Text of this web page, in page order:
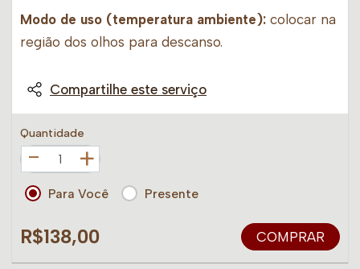
Modo de uso (temperatura ambiente): colocar na
região dos olhos para descanso.
Compartilhe este serviço
Quantidade
+
Para Você Presente
R$138,00 COMPRAR